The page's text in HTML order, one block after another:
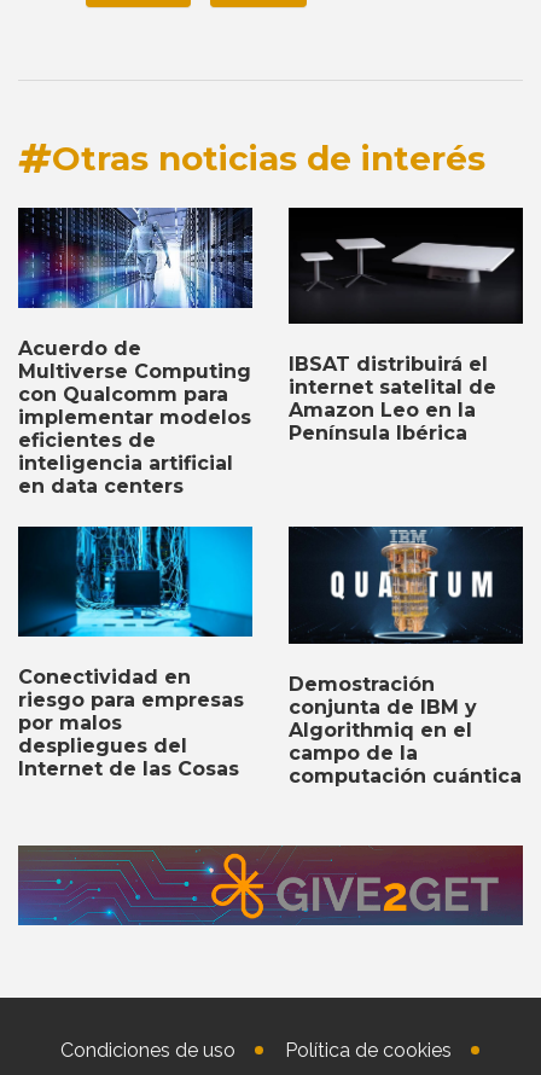
Otras noticias de interés
Acuerdo de
Multiverse Computing
con Qualcomm para
implementar modelos
eficientes de
inteligencia artificial
en data centers
IBSAT distribuirá el
internet satelital de
Amazon Leo en la
Península Ibérica
Conectividad en
riesgo para empresas
por malos
despliegues del
Internet de las Cosas
Demostración
conjunta de IBM y
Algorithmiq en el
campo de la
computación cuántica
Condiciones de uso Política de cookies